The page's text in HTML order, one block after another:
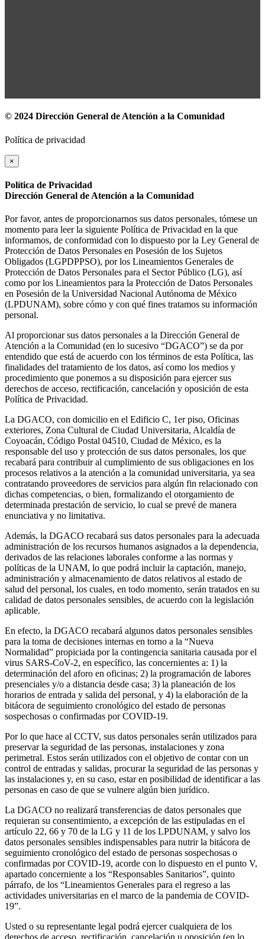
© 2024 Dirección General de Atención a la Comunidad
Política de privacidad
×
Política de Privacidad
Dirección General de Atención a la Comunidad
Por favor, antes de proporcionarnos sus datos personales, tómese un
momento para leer la siguiente Política de Privacidad en la que
informamos, de conformidad con lo dispuesto por la Ley General de
Protección de Datos Personales en Posesión de los Sujetos
Obligados (LGPDPPSO), por los Lineamientos Generales de
Protección de Datos Personales para el Sector Público (LG), así
como por los Lineamientos para la Protección de Datos Personales
en Posesión de la Universidad Nacional Autónoma de México
(LPDUNAM), sobre cómo y con qué fines tratamos su información
personal.
Al proporcionar sus datos personales a la Dirección General de
Atención a la Comunidad (en lo sucesivo “DGACO”) se da por
entendido que está de acuerdo con los términos de esta Política, las
finalidades del tratamiento de los datos, así como los medios y
procedimiento que ponemos a su disposición para ejercer sus
derechos de acceso, rectificación, cancelación y oposición de esta
Política de Privacidad.
La DGACO, con domicilio en el Edificio C, 1er piso, Oficinas
exteriores, Zona Cultural de Ciudad Universitaria, Alcaldía de
Coyoacán, Código Postal 04510, Ciudad de México, es la
responsable del uso y protección de sus datos personales, los que
recabará para contribuir al cumplimiento de sus obligaciones en los
procesos relativos a la atención a la comunidad universitaria, ya sea
contratando proveedores de servicios para algún fin relacionado con
dichas competencias, o bien, formalizando el otorgamiento de
determinada prestación de servicio, lo cual se prevé de manera
enunciativa y no limitativa.
Además, la DGACO recabará sus datos personales para la adecuada
administración de los recursos humanos asignados a la dependencia,
derivados de las relaciones laborales conforme a las normas y
políticas de la UNAM, lo que podrá incluir la captación, manejo,
administración y almacenamiento de datos relativos al estado de
salud del personal, los cuales, en todo momento, serán tratados en su
calidad de datos personales sensibles, de acuerdo con la legislación
aplicable.
En efecto, la DGACO recabará algunos datos personales sensibles
para la toma de decisiones internas en torno a la “Nueva
Normalidad” propiciada por la contingencia sanitaria causada por el
virus SARS-CoV-2, en específico, las concernientes a: 1) la
determinación del aforo en oficinas; 2) la programación de labores
presenciales y/o a distancia desde casa; 3) la planeación de los
horarios de entrada y salida del personal, y 4) la elaboración de la
bitácora de seguimiento cronológico del estado de personas
sospechosas o confirmadas por COVID-19.
Por lo que hace al CCTV, sus datos personales serán utilizados para
preservar la seguridad de las personas, instalaciones y zona
perimetral. Estos serán utilizados con el objetivo de contar con un
control de entradas y salidas, procurar la seguridad de las personas y
las instalaciones y, en su caso, estar en posibilidad de identificar a las
personas en caso de que se vulnere algún bien jurídico.
La DGACO no realizará transferencias de datos personales que
requieran su consentimiento, a excepción de las estipuladas en el
artículo 22, 66 y 70 de la LG y 11 de los LPDUNAM, y salvo los
datos personales sensibles indispensables para nutrir la bitácora de
seguimiento cronológico del estado de personas sospechosas o
confirmadas por COVID-19, acorde con lo dispuesto en el punto V,
apartado concerniente a los “Responsables Sanitarios”, quinto
párrafo, de los “Lineamientos Generales para el regreso a las
actividades universitarias en el marco de la pandemia de COVID-
19”.
Usted o su representante legal podrá ejercer cualquiera de los